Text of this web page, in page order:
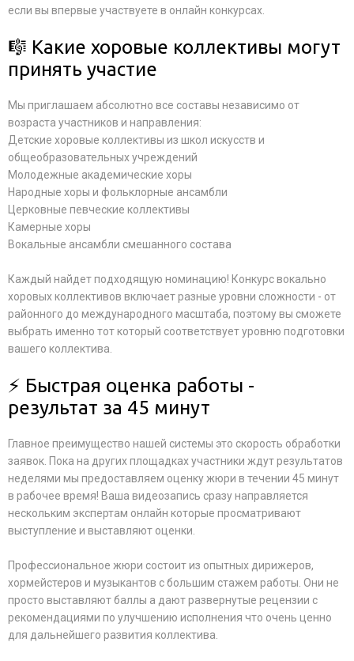
если вы впервые участвуете в онлайн конкурсах.
🎼 Какие хоровые коллективы могут
принять участие
Мы приглашаем абсолютно все составы независимо от
возраста участников и направления:
Детские хоровые коллективы из школ искусств и
общеобразовательных учреждений
Молодежные академические хоры
Народные хоры и фольклорные ансамбли
Церковные певческие коллективы
Камерные хоры
Вокальные ансамбли смешанного состава
Каждый найдет подходящую номинацию! Конкурс вокально
хоровых коллективов включает разные уровни сложности - от
районного до международного масштаба, поэтому вы сможете
выбрать именно тот который соответствует уровню подготовки
вашего коллектива.
⚡ Быстрая оценка работы -
результат за 45 минут
Главное преимущество нашей системы это скорость обработки
заявок. Пока на других площадках участники ждут результатов
неделями мы предоставляем оценку жюри в течении 45 минут
в рабочее время! Ваша видеозапись сразу направляется
нескольким экспертам онлайн которые просматривают
выступление и выставляют оценки.
Профессиональное жюри состоит из опытных дирижеров,
хормейстеров и музыкантов с большим стажем работы. Они не
просто выставляют баллы а дают развернутые рецензии с
рекомендациями по улучшению исполнения что очень ценно
для дальнейшего развития коллектива.